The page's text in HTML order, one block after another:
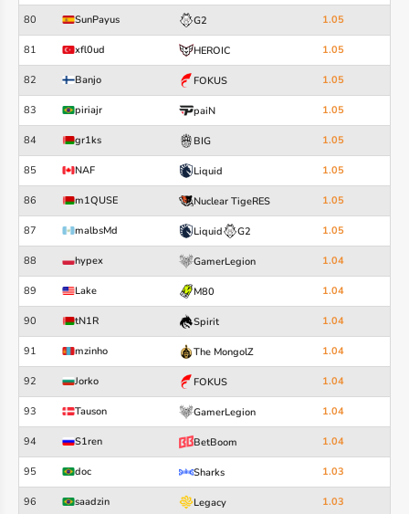
80 SunPayus G2 1.05
81 xfl0ud HEROIC 1.05
82 Banjo FOKUS 1.05
83 piriajr paiN 1.05
84 gr1ks BIG 1.05
85 NAF Liquid 1.05
86 m1QUSE Nuclear TigeRES 1.05
87 malbsMd Liquid G2 1.05
88 hypex GamerLegion 1.04
89 Lake M80 1.04
90 tN1R Spirit 1.04
91 mzinho The MongolZ 1.04
92 Jorko FOKUS 1.04
93 Tauson GamerLegion 1.04
94 S1ren BetBoom 1.04
95 doc Sharks 1.03
96 saadzin Legacy 1.03